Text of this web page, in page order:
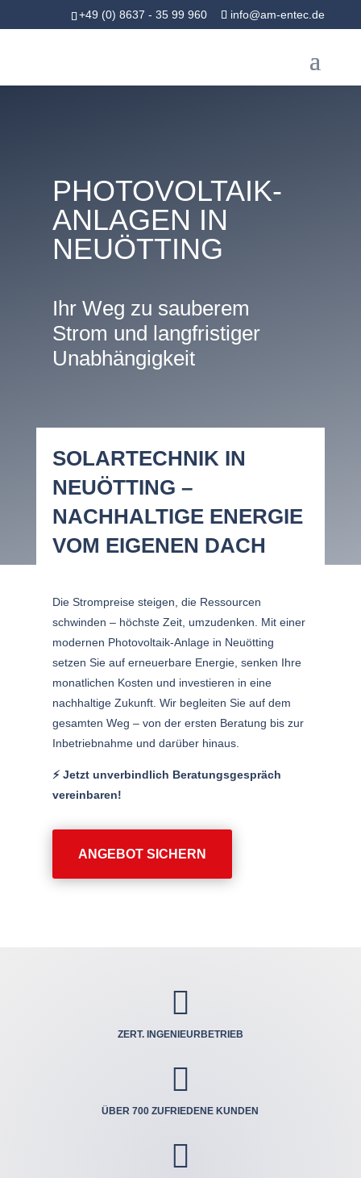
+49 (0) 8637 - 35 99 960 info@am-entec.de
PHOTOVOLTAIK-
ANLAGEN IN
NEUÖTTING
Ihr Weg zu sauberem
Strom und langfristiger
Unabhängigkeit
SOLARTECHNIK IN
NEUÖTTING –
NACHHALTIGE ENERGIE
VOM EIGENEN DACH
Die Strompreise steigen, die Ressourcen
schwinden – höchste Zeit, umzudenken. Mit einer
modernen Photovoltaik-Anlage in Neuötting
setzen Sie auf erneuerbare Energie, senken Ihre
monatlichen Kosten und investieren in eine
nachhaltige Zukunft. Wir begleiten Sie auf dem
gesamten Weg – von der ersten Beratung bis zur
Inbetriebnahme und darüber hinaus.
⚡️ Jetzt unverbindlich Beratungsgespräch
vereinbaren!
ANGEBOT SICHERN

ZERT. INGENIEUR­BETRIEB

ÜBER 700 ZUFRIEDENE KUNDEN
